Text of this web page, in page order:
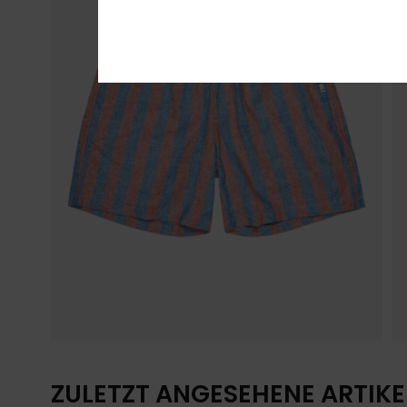
ZULETZT ANGESEHENE